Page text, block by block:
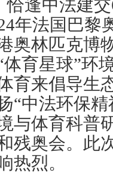
恰逢中法建
年法国巴黎
奥林匹克博
育星球”环
育来倡导生
“中法环保
与体育科普
残奥会。此
热烈。